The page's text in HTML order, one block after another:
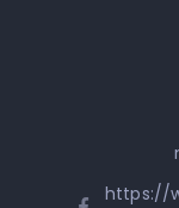
https://